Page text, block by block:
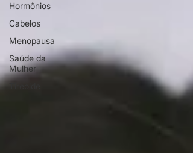
Hormônios
Cabelos
Menopausa
Saúde da
Mulher